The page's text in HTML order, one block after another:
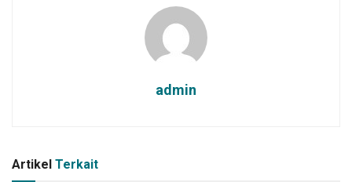
admin
Artikel Terkait